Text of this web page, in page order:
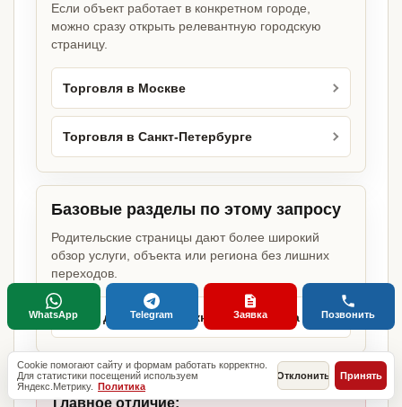
Если объект работает в конкретном городе,
можно сразу открыть релевантную городскую
страницу.
Торговля в Москве
Торговля в Санкт-Петербурге
Базовые разделы по этому запросу
Родительские страницы дают более широкий
обзор услуги, объекта или региона без лишних
переходов.
Какие документы нужны для бизнеса
Главное отличие:
Cookie помогают сайту и формам работать корректно.
Для статистики посещений используем
Яндекс.Метрику. Политика
Отклонить Принять
WhatsApp Telegram Заявка Позвонить